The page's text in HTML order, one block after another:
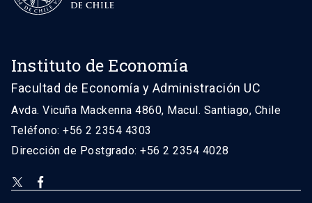
Instituto de Economía
Facultad de Economía y Administración UC
Avda. Vicuña Mackenna 4860, Macul. Santiago, Chile
Teléfono: +56 2 2354 4303
Dirección de Postgrado: +56 2 2354 4028